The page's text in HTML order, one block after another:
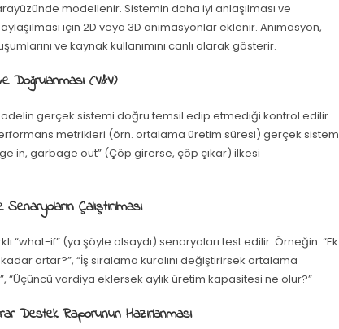
arayüzünde modellenir. Sistemin daha iyi anlaşılması ve
için 2D veya 3D animasyonlar eklenir. Animasyon,
ve kaynak kullanımını canlı olarak gösterir.
Doğrulanması (V&V)
gerçek sistemi doğru temsil edip etmediği kontrol edilir.
metrikleri (örn. ortalama üretim süresi) gerçek sistem
in, garbage out” (Çöp girerse, çöp çıkar) ilkesi
Çalıştırılması
“what-if” (ya şöyle olsaydı) senaryoları test edilir. Örneğin: “Ek
artar?”, “İş sıralama kuralını değiştirirsek ortalama
“Üçüncü vardiya eklersek aylık üretim kapasitesi ne olur?”
Destek Raporunun Hazırlanması